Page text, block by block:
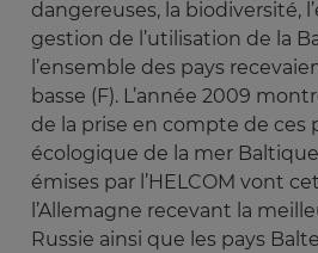
dangereuses, la biodiversité,
gestion de l’utilisation de la
l’ensemble des pays
basse (F). L’année 2009
de la prise en compte de ces
écologique de la mer
émises par l’HELCOM vont
l’Allemagne recevant la
Russie ainsi que les pays